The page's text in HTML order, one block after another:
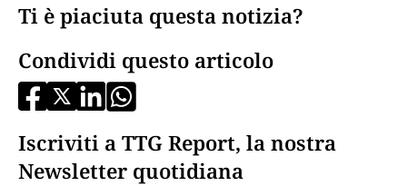
Ti è piaciuta questa notizia?
Condividi questo articolo
Iscriviti a TTG Report, la nostra
Newsletter quotidiana